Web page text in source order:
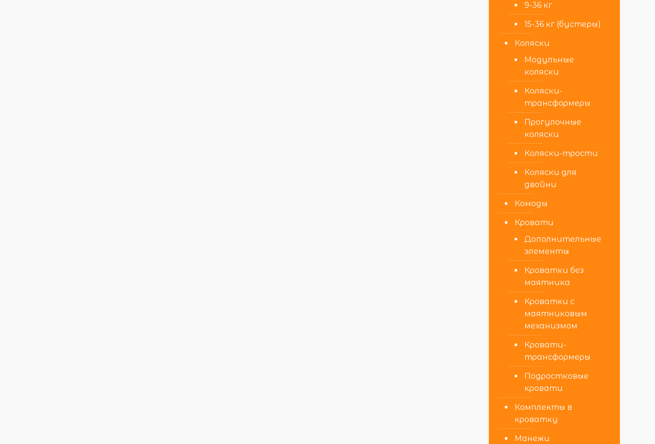
9-36 кг
15-36 кг (бустеры)
Коляски
Модульные
коляски
Коляски-
трансформеры
Прогулочные
коляски
Коляски-трости
Коляски для
двойни
Комоды
Кровати
Дополнительные
элементы
Кроватки без
маятника
Кроватки с
маятниковым
механизмом
Кровати-
трансформеры
Подростковые
кровати
Комплекты в
кроватку
Манежи